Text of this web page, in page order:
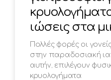
ιώσεις στα
Πολλές φορές οι
στην παραδοσιακή
αυτήν, επιλέγουν
κρυολογήματα